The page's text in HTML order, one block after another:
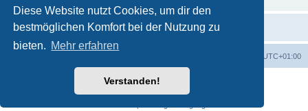
Diese Website nutzt Cookies, um dir den
bestmöglichen Komfort bei der Nutzung zu
bieten. Mehr erfahren
Verstanden!
UTC+01:00
Powered byphpBB® Forum Software © phpBB Limited
phpBB.de